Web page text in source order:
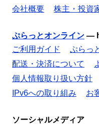
会社概要
株主・投資
ぷらっとオンライン —
ご利用ガイド
ぷらっ
配送・決済について
個人情報取り扱い方針
IPv6への取り組み
お
ソーシャルメディア